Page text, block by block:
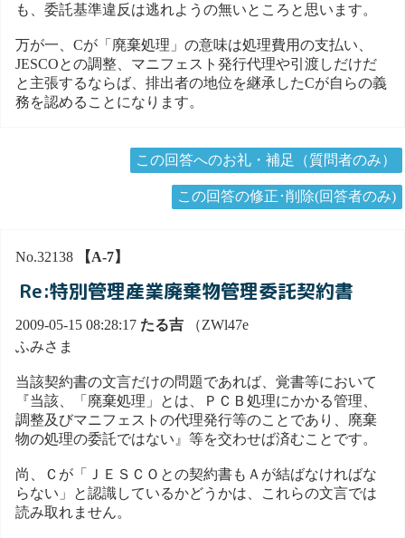
も、委託基準違反は逃れようの無いところと思います。
万が一、Cが「廃棄処理」の意味は処理費用の支払い、
JESCOとの調整、マニフェスト発行代理や引渡しだけだ
と主張するならば、排出者の地位を継承したCが自らの義
務を認めることになります。
この回答へのお礼・補足（質問者のみ）
この回答の修正･削除(回答者のみ)
No.32138 【A-7】
Re:特別管理産業廃棄物管理委託契約書
2009-05-15 08:28:17 たる吉 （ZWl47e
ふみさま
当該契約書の文言だけの問題であれば、覚書等において
『当該、「廃棄処理」とは、ＰＣＢ処理にかかる管理、
調整及びマニフェストの代理発行等のことであり、廃棄
物の処理の委託ではない』等を交わせば済むことです。
尚、Ｃが「ＪＥＳＣＯとの契約書もＡが結ばなければな
らない」と認識しているかどうかは、これらの文言では
読み取れません。